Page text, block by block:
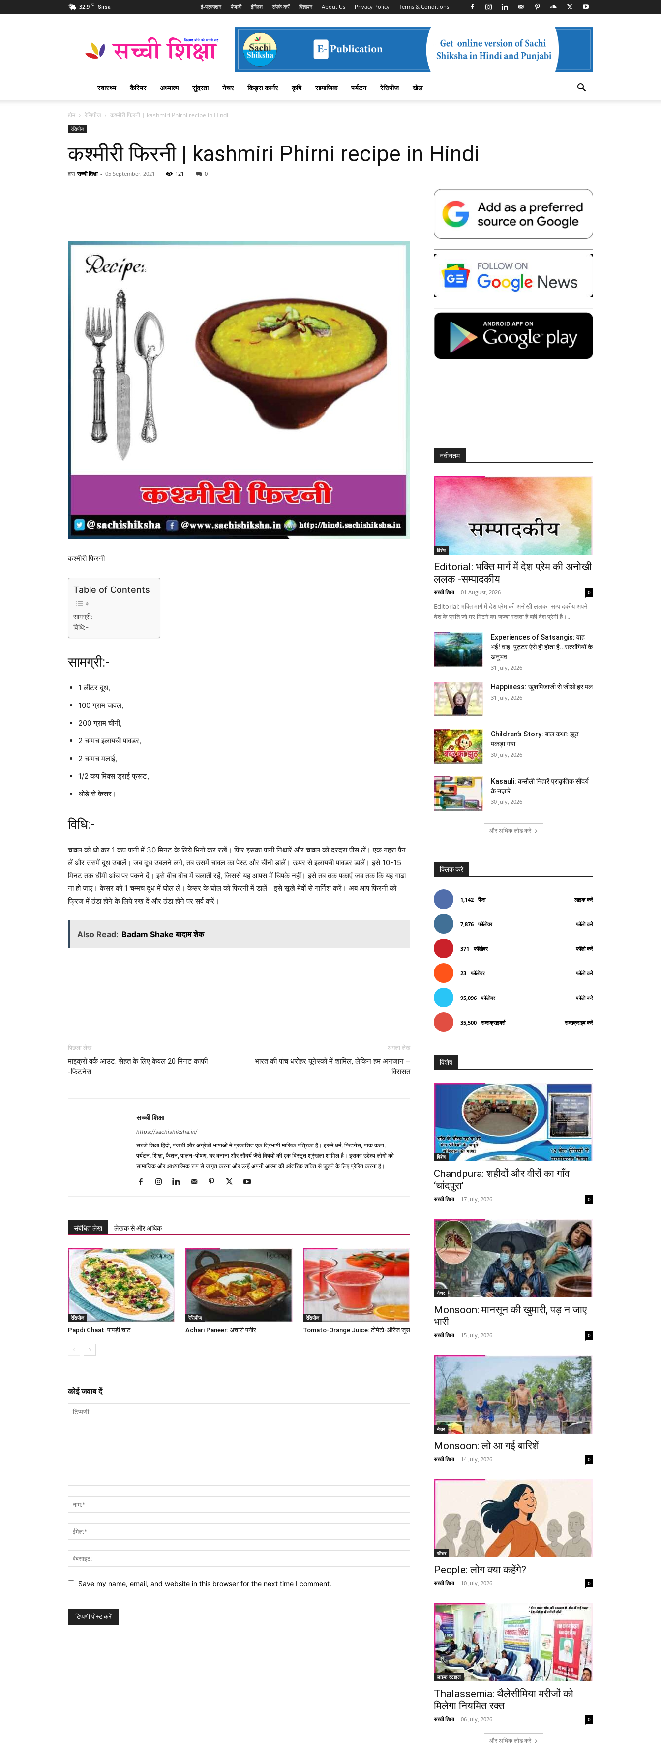
32.9 C Sirsa ई-प्रकाशन पंजाबी इंग्लिश संपर्क करें विज्ञापन About Us Privacy Policy Terms & Conditions
Shiksha
शिक्षा
पत्रिका
स्वास्थ्य कैरियर अध्यात्म सुंदरता नेचर किड्स कार्नर कृषि सामाजिक पर्यटन रेसिपीज खेल
होम रेसिपीज कश्मीरी फिरनी | kashmiri Phirni recipe in Hindi
रेसिपीज
कश्मीरी फिरनी | kashmiri Phirni recipe in Hindi
द्वारा सच्ची शिक्षा - 05 September, 2021 121 0
Telegram Copy URL
कश्मीरी फिरनी
Table of Contents
सामग्री:-
विधि:-
सामग्री:-
1 लीटर दूध,
100 ग्राम चावल,
200 ग्राम चीनी,
2 चम्मच इलायची पावडर,
2 चम्मच मलाई,
1/2 कप मिक्स ड्राई फ्रूट,
थोड़े से केसर।
विधि:-
चावल को धो कर 1 कप पानी में 30 मिनट के लिये भिगो कर रखें। फिर इसका पानी निथारें और चावल को दरदरा पीस लें। एक गहरा पैन
लें और उसमें दूध उबालें। जब दूध उबलने लगे, तब उसमें चावल का पेस्ट और चीनी डालें। ऊपर से इलायची पावडर डालें। इसे 10-15
मिनट तक धीमी आंच पर पकने दें। इसे बीच बीच में चलाती रहें, जिससे यह आपस में चिपके नहीं। इसे तब तक पकाएं जब तक कि यह गाढा
ना हो जाए। केसर को 1 चम्मच दूध में घोल लें। केसर के घोल को फिरनी में डालें। इसे सूखे मेवों से गार्निश करें। अब आप फिरनी को
फ्रिज में ठंडा होने के लिये रख दें और ठंडा होने पर सर्व करें।
Also Read: Badam Shake बादाम शेक
Telegram
पिछला लेख
माइक्रो वर्क आउट: सेहत के लिए केवल 20 मिनट काफी
-फिटनेस
अगला लेख
भारत की पांच धरोहर यूनेस्को में शामिल, लेकिन हम अनजान –
विरासत
सच्ची शिक्षा
https://sachishiksha.in/
सच्ची शिक्षा हिंदी, पंजाबी और अंग्रेजी भाषाओं में प्रकाशित एक त्रिभाषी मासिक पत्रिका है। इसमें धर्म, फिटनेस, पाक कला,
पर्यटन, शिक्षा, फैशन, पालन-पोषण, घर बनाना और सौंदर्य जैसे विषयों की एक विस्तृत श्रृंखला शामिल है। इसका उद्देश्य लोगों को
सामाजिक और आध्यात्मिक रूप से जागृत करना और उन्हें अपनी आत्मा की आंतरिक शक्ति से जुड़ने के लिए प्रेरित करना है।
संबंधित लेख लेखक से और अधिक
रेसिपीज
Papdi Chaat: पापड़ी चाट
रेसिपीज
Achari Paneer: अचारी पनीर
रेसिपीज
Tomato-Orange Juice: टोमेटो-ऑरेंज जूस
कोई जवाब दें
Save my name, email, and website in this browser for the next time I comment.
नवीनतम
विशेष
Editorial: भक्ति मार्ग में देश प्रेम की अनोखी
ललक -सम्पादकीय
सच्ची शिक्षा - 01 August, 2026 0
Editorial: भक्ति मार्ग में देश प्रेम की अनोखी ललक -सम्पादकीय अपने
देश के प्रति जो मर मिटने का जज्बा रखता है वही देश प्रेमी है।...
Experiences of Satsangis: वाह
भई! वाह! पुट्टर ऐसे ही होता है…सत्संगियों के
अनुभव
31 July, 2026
Happiness: खुशमिजाजी से जीओ हर पल
31 July, 2026
Children’s Story: बाल कथा: झूठ
पकड़ा गया
30 July, 2026
Kasauli: कसौली निहारें प्राकृतिक सौंदर्य
के नज़ारे
30 July, 2026
और अधिक लोड करें
क्लिक करे
1,142 फैंस लाइक करें
7,876 फॉलोवर फॉलो करें
371 फॉलोवर फॉलो करें
23 फॉलोवर फॉलो करें
95,096 फॉलोवर फॉलो करें
35,500 सब्सक्राइबर्स सब्सक्राइब करें
विशेष
विशेष
Chandpura: शहीदों और वीरों का गाँव
‘चांदपुरा’
सच्ची शिक्षा - 17 July, 2026 0
नेचर
Monsoon: मानसून की खुमारी, पड़ न जाए
भारी
सच्ची शिक्षा - 15 July, 2026 0
नेचर
Monsoon: लो आ गई बारिशें
सच्ची शिक्षा - 14 July, 2026 0
फीचर
People: लोग क्या कहेंगे?
सच्ची शिक्षा - 10 July, 2026 0
लाइफ स्टाइल
Thalassemia: थैलेसीमिया मरीजों को
मिलेगा नियमित रक्त
सच्ची शिक्षा - 06 July, 2026 0
और अधिक लोड करें